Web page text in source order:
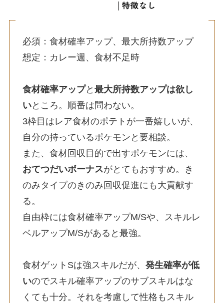
必須：食材確率アップ、最大所持数アップ
想定：カレー週、食材不足時
食材確率アップと 最大所持数アップは欲し
いところ。順番は問わない。
3枠目はレア食材のポテトが一番嬉しいが、
自分の持っているポケモンと要相談。
また、食材回収目的で出すポケモンには、
おてつだいボーナスがとてもおすすめ。き
のみタイプのきのみ回収促進にも大貢献す
る。
自由枠には食材確率アップM/Sや、スキルレ
ベルアップM/Sがあると最強。
食材ゲットSは強スキルだが、 発生確率が低
いのでスキル確率アップのサブスキルはな
くても十分。それを考慮して性格もスキル